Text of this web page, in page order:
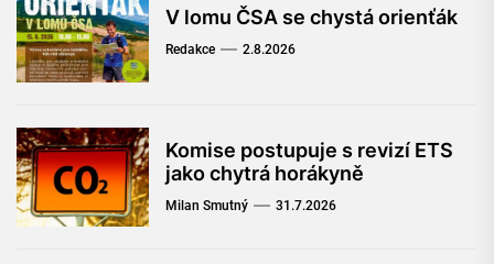
V lomu ČSA se chystá orienťák
Redakce 2.8.2026
Komise postupuje s revizí ETS
jako chytrá horákyně
Milan Smutný 31.7.2026